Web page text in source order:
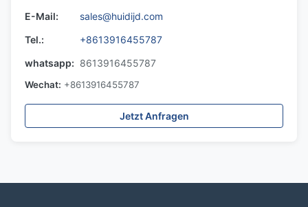
E-Mail:
sales@huidijd.com
Tel.:
+8613916455787
whatsapp: 8613916455787
Wechat: +8613916455787
Jetzt Anfragen